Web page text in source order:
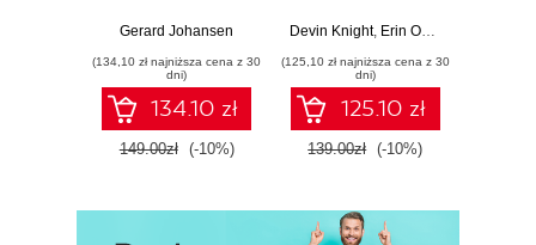
and techniques for
threat response -
Fourth Edition
Gerard Johansen
(134,10 zł najniższa cena z 30
dni)
134.10 zł
149.00zł (-10%)
to Power BI, Data
Tools, and
Microsoft Fabric -
Fourth Edition
Devin Knight, Erin Ostrowsky
(125,10 zł najniższa cena z 30
dni)
125.10 zł
139.00zł (-10%)